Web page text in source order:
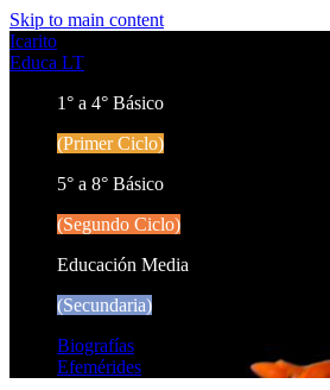
Skip to main content
Icarito
Educa LT
1° a 4° Básico
(Primer Ciclo)
5° a 8° Básico
(Segundo Ciclo)
Educación Media
(Secundaria)
Biografías
Efemérides